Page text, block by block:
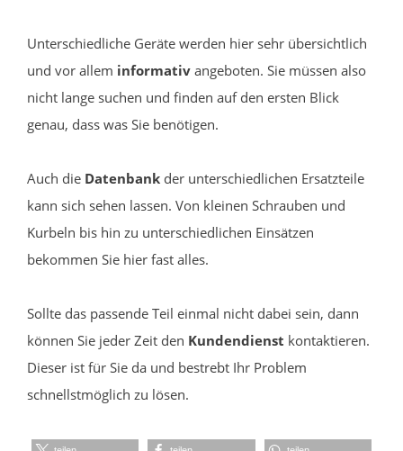
Unterschiedliche Geräte werden hier sehr übersichtlich
und vor allem informativ angeboten. Sie müssen also
nicht lange suchen und finden auf den ersten Blick
genau, dass was Sie benötigen.
Auch die Datenbank der unterschiedlichen Ersatzteile
kann sich sehen lassen. Von kleinen Schrauben und
Kurbeln bis hin zu unterschiedlichen Einsätzen
bekommen Sie hier fast alles.
Sollte das passende Teil einmal nicht dabei sein, dann
können Sie jeder Zeit den Kundendienst kontaktieren.
Dieser ist für Sie da und bestrebt Ihr Problem
schnellstmöglich zu lösen.